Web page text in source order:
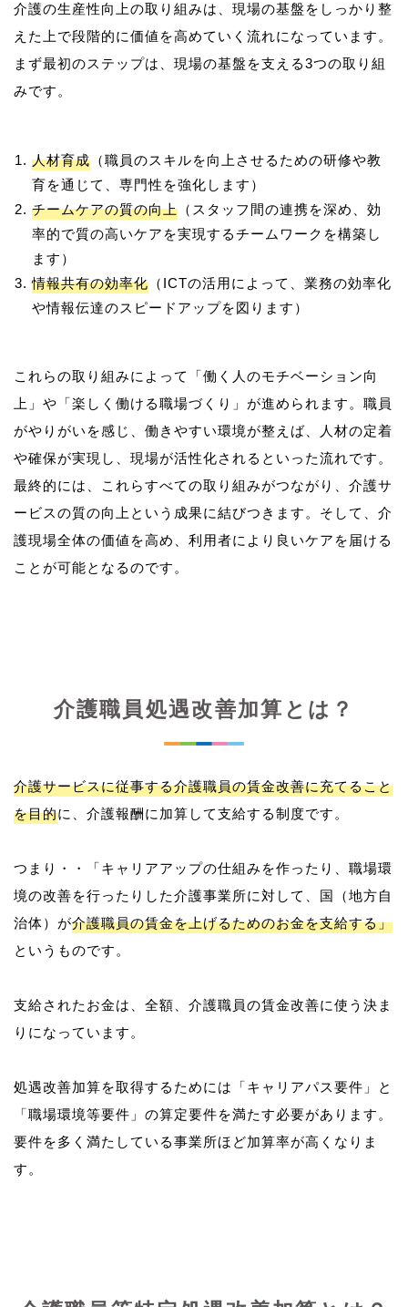
介護の生産性向上の取り組みは、現場の基盤をしっかり整
えた上で段階的に価値を高めていく流れになっています。
まず最初のステップは、現場の基盤を支える3つの取り組
人材育成 （職員のスキルを向上させるための研修や教
育を通じて、専門性を強化します）
チームケアの質の向上 （スタッフ間の連携を深め、効
率的で質の高いケアを実現するチームワークを構築し
ます）
情報共有の効率化 （ICTの活用によって、業務の効率化
や情報伝達のスピードアップを図ります）
これらの取り組みによって「働く人のモチベーション向
上」や「楽しく働ける職場づくり」が進められます。職員
がやりがいを感じ、働きやすい環境が整えば、人材の定着
や確保が実現し、現場が活性化されるといった流れです。
最終的には、これらすべての取り組みがつながり、介護サ
ービスの質の向上という成果に結びつきます。そして、介
護現場全体の価値を高め、利用者により良いケアを届ける
介護職員処遇改善加算とは？
介護サービスに従事する介護職員の賃金改善に充てること
を目的に、介護報酬に加算して支給する制度です。
つまり・・「キャリアアップの仕組みを作ったり、職場環
境の改善を行ったりした介護事業所に対して、国（地方自
治体）が介護職員の賃金を上げるためのお金を支給する」
というものです。
支給されたお金は、全額、介護職員の賃金改善に使う決ま
りになっています。
処遇改善加算を取得するためには「キャリアパス要件」と
「職場環境等要件」の算定要件を満たす必要があります。
要件を多く満たしている事業所ほど加算率が高くなりま
す。